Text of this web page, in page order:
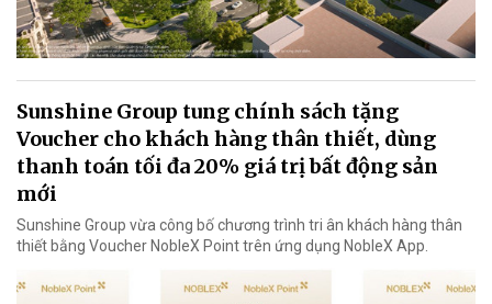
Sunshine Group tung chính sách tặng
Voucher cho khách hàng thân thiết, dùng
thanh toán tối đa 20% giá trị bất động sản
mới
Sunshine Group vừa công bố chương trình tri ân khách hàng thân
thiết bằng Voucher NobleX Point trên ứng dụng NobleX App.